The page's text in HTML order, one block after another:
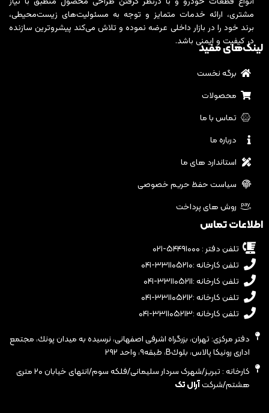
مشتری، ارائه خدمات متمایز و توجه به مسئولیت‌های زیست‌محیطی،
برند خود را در بازار داخلی عرضه نموده و تلاش می‌کند پیشروترین سازنده
در کیفیت و ایمنی باشد.
لینک‌های مفید
برگه نخست
محصولات
تماس با ما
درباره ما
استاندارد های ما
سیاست حفظ حریم خصوصی
روش های پرداخت
اطلاعات تماس
تلفن دفتر : ۵۴۴۹۱۰۰۰-۰۲۱
تلفن کارخانه :۳۳۱۱۰۵۲۱۰-۰۴۱
تلفن کارخانه :۳۳۱۱۰۵۲۱۱-۰۴۱
تلفن کارخانه :۳۳۱۱۰۵۲۱۲-۰۴۱
تلفن کارخانه :۳۳۱۱۰۵۲۱۳-۰۴۱
دفتر مرکزی: تهران، بزرگراه اشرفى اصفهانى، نرسيده به ميدان پونك، مجتمع
ادارى رونيكا پالاس، بلوكB، طبقه٩، واحد ٢٩٢
کارخانه : تبریز/شهرک سردار سلیمانی/فلکه سوم/انتهای خیابان ۲۰ متری
هشتم/شرکتآرال تک